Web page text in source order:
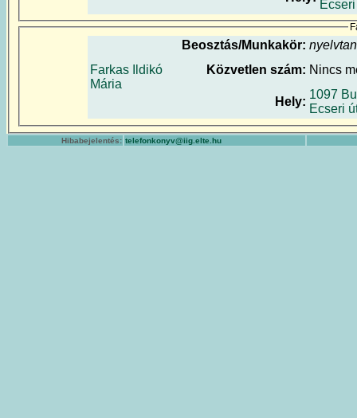
Farkas Ildikó
Mária
Beosztás/Munkakör:
Közvetlen szám: Nincs
Hely:
1097
Ecseri
Hibabejelentés: telefonkonyv@iig.elte.hu